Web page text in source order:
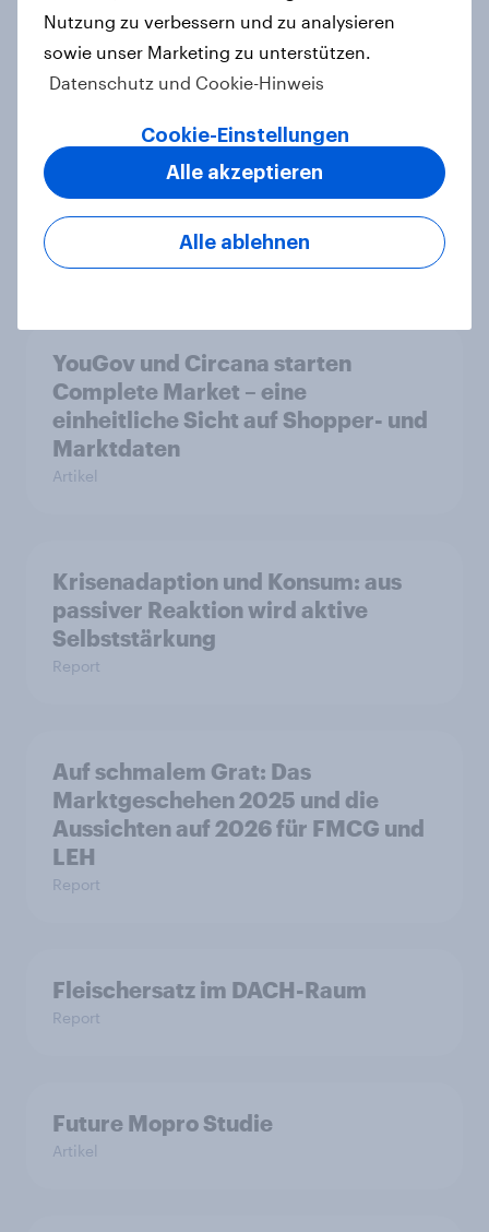
Price Meter: Emotionale
Preisakzeptanz sichtbar machen
Die Stimmungsökonomie: Was
Wohlbefinden für den alltäglichen
Konsum bedeutet
Artikel
YouGov und Circana starten
Complete Market – eine
einheitliche Sicht auf Shopper- und
Marktdaten
Artikel
Krisenadaption und Konsum: aus
passiver Reaktion wird aktive
Selbststärkung
Report
Auf schmalem Grat: Das
Marktgeschehen 2025 und die
Aussichten auf 2026 für FMCG und
LEH
Report
Fleischersatz im DACH-Raum
Report
Future Mopro Studie
Artikel
Nutzung zu verbessern und zu analysieren
sowie unser Marketing zu unterstützen.
Datenschutz und Cookie-Hinweis
Cookie-Einstellungen
Alle ablehnen
Alle akzeptieren